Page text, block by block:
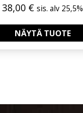
38,00 € sis. alv 25,5%
NÄYTÄ TUOTE